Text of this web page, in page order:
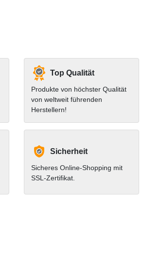
Top Qualität
Produkte von höchster Qualität
von weltweit führenden
Herstellern!
Sicherheit
Sicheres Online-Shopping mit
SSL-Zertifikat.